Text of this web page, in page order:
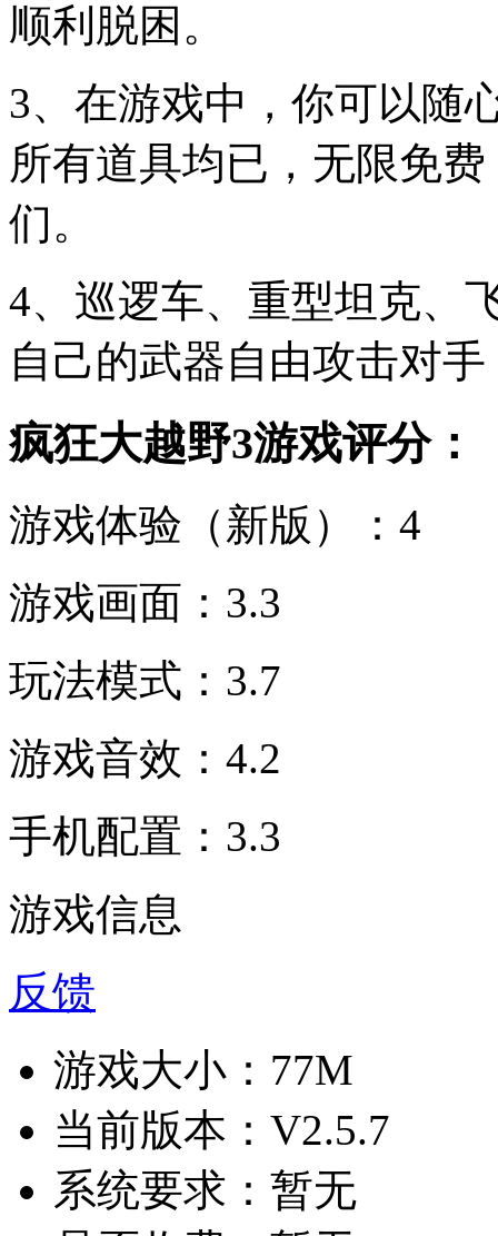
顺利脱困。
3、在游戏中，你可以随
所有道具均已，无限免
们。
4、巡逻车、重型坦克、
自己的武器自由攻击对
疯狂大越野3游戏评分：
游戏体验（新版）：4
游戏画面：3.3
玩法模式：3.7
游戏音效：4.2
手机配置：3.3
游戏信息
反馈
游戏大小： 77M
当前版本： V2.5.7
系统要求： 暂无